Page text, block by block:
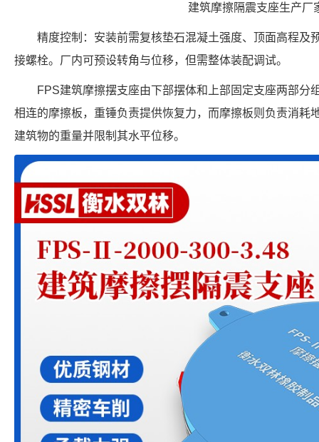
建筑摩擦隔震支座生产厂
精度控制：安装前需复核垫石混凝土强度、顶面高程及
接螺栓。厂内可预设转角与位移，但需整体装配调试。
FPS建筑摩擦摆支座由下部摆体和上部固定支座两部分
相连的摩擦板，重锤负责提供恢复力，而摩擦板则负责消耗
建筑物的重量并限制其水平位移。